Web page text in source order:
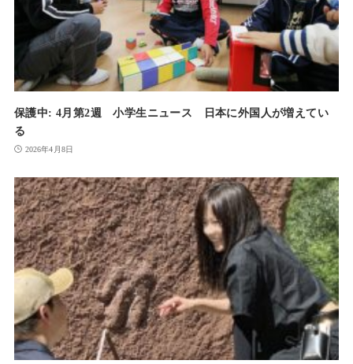
保護中: 4月第2週 小学生ニュース 日本に外国人が増えてい
る
2026年4月8日